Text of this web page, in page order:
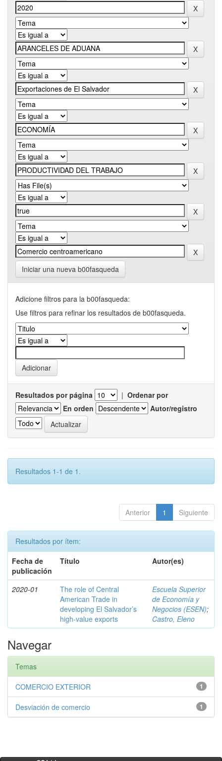
Iniciar una nueva b00fasqueda
Adicione filtros para la b00fasqueda:
Use filtros para refinar los resultados de b00fasqueda.
Resultados por página | Ordenar por
En orden
Autor/registro
Resultados 1-1 de 1.
Anterior 1 Siguiente
Resultados por ítem:
Fecha de
publicación
Título Autor(es)
2020-01
The role of Central
American Trade in
developing El Salvador’s
high-value exports
Escuela Superior
de Economía y
Negocios (ESEN);
Castro, Eleno
Navegar
Temas
1
COMERCIO EXTERIOR
1
Desviación de comercio